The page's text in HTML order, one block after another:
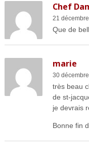
Chef
21
Que de
marie
30
très beau
de st-
je devrais
Bonne fin